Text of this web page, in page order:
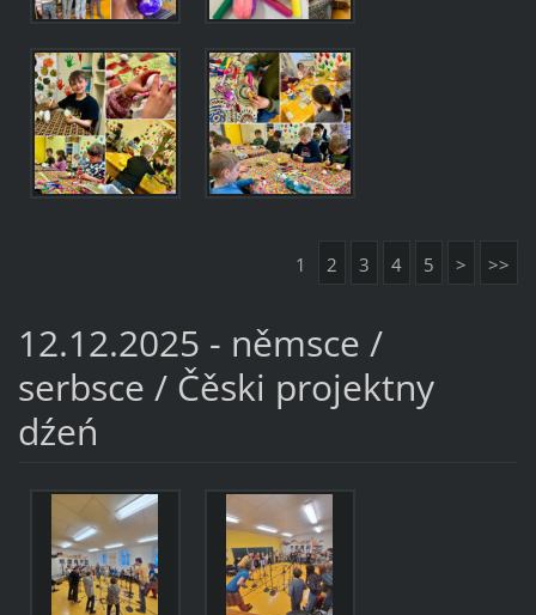
1 2 3 4 5 > >>
12.12.2025 - němsce /
serbsce / Čěski projektny
dźeń